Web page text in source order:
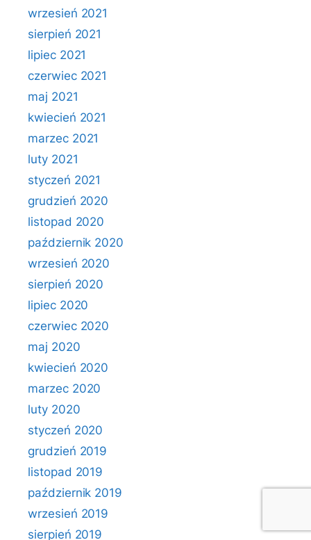
wrzesień 2021
sierpień 2021
lipiec 2021
czerwiec 2021
maj 2021
kwiecień 2021
marzec 2021
luty 2021
styczeń 2021
grudzień 2020
listopad 2020
październik 2020
wrzesień 2020
sierpień 2020
lipiec 2020
czerwiec 2020
maj 2020
kwiecień 2020
marzec 2020
luty 2020
styczeń 2020
grudzień 2019
listopad 2019
październik 2019
wrzesień 2019
sierpień 2019